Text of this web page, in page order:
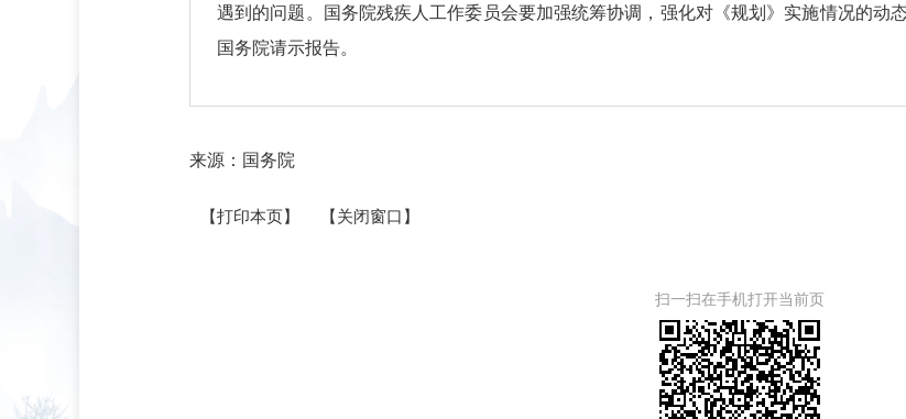
遇到的问题。国务院残疾人工作委员会要加强统筹协调，强化对《规划》实施情况的动
国务院请示报告。
来源：国务院
【打印本页】 【关闭窗口】
扫一扫在手机打开当前页